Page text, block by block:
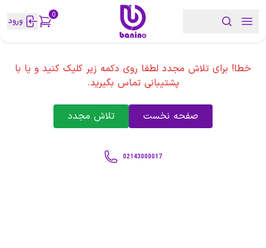
0 ورود
خطا! برای تلاش مجدد لطفا روی دکمه زیر کلیک کنید و یا با
پشتیبانی تماس بگیرید.
صفحه نخست تلاش مجدد
02143000017